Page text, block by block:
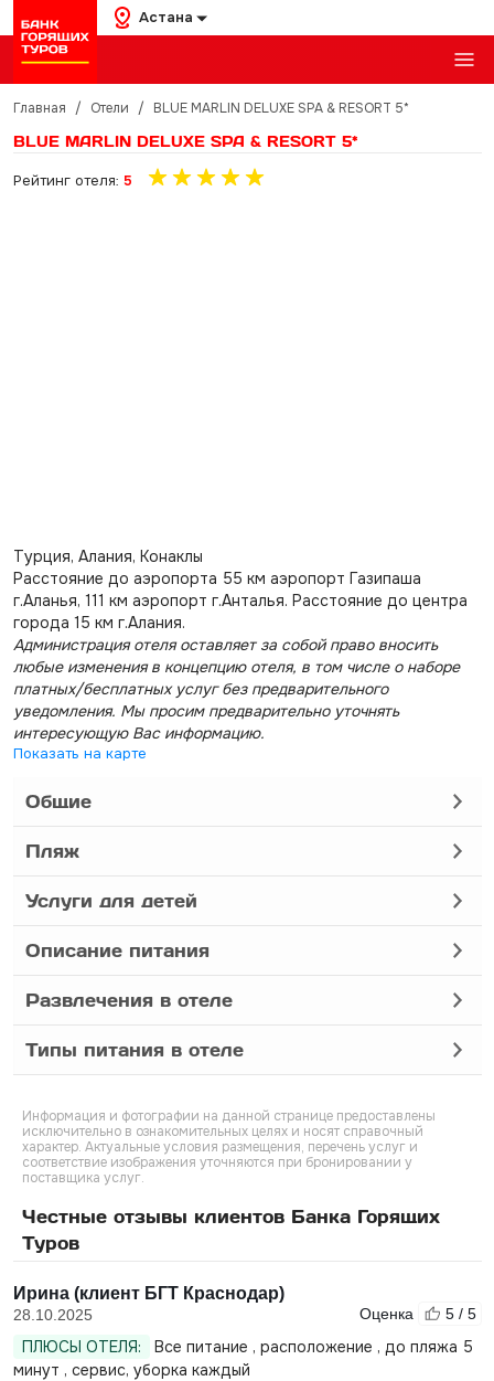
Астана
Главная / Отели / BLUE MARLIN DELUXE SPA & RESORT 5*
BLUE MARLIN DELUXE SPA & RESORT 5*
Рейтинг отеля: 5
Турция, Алания, Конаклы
Расстояние до аэропорта 55 км аэропорт Газипаша
г.Аланья, 111 км аэропорт г.Анталья. Расстояние до центра
города 15 км г.Алания.
Администрация отеля оставляет за собой право вносить
любые изменения в концепцию отеля, в том числе о наборе
платных/бесплатных услуг без предварительного
уведомления. Мы просим предварительно уточнять
интересующую Вас информацию.
Показать на карте
Общие
Пляж
Услуги для детей
Описание питания
Развлечения в отеле
Типы питания в отеле
Информация и фотографии на данной странице предоставлены
исключительно в ознакомительных целях и носят справочный
характер. Актуальные условия размещения, перечень услуг и
соответствие изображения уточняются при бронировании у
поставщика услуг.
Честные отзывы клиентов Банка Горящих
Туров
Ирина (клиент БГТ Краснодар)
28.10.2025 Оценка 5 / 5
ПЛЮСЫ ОТЕЛЯ:
Все питание , расположение , до пляжа 5
минут , сервис, уборка каждый